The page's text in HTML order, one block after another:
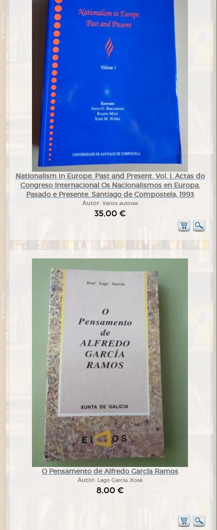
Nationalism in Europe. Past and Present. Vol. I. Actas do
Congreso Internacional Os Nacionalismos en Europa.
Pasado e Presente. Santiago de Compostela, 1993
Autor: Varios autores
35,00 €
O Pensamento de Alfredo García Ramos
Autor: Lago García, Xosé
8,00 €